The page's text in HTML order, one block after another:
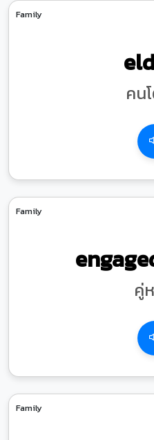
Family
คน
Family
คู่
Family